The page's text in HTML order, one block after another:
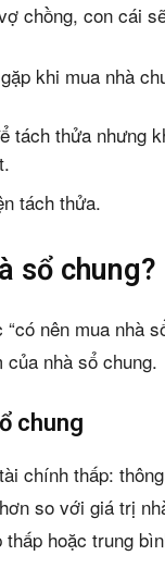
chồng, con cái
khi mua nhà
tách thửa nhưng
tách thửa.
sổ chung?
nên mua nhà
nhà sổ chung.
chung
chính thấp:
so với giá trị
hoặc trung